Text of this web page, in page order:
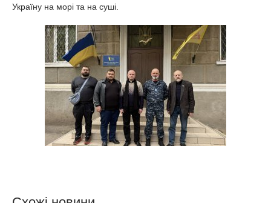
Україну на морі та на суші.